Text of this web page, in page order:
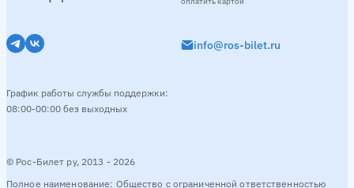
© Рос-Билет ру, 2013 - 2026
Полное наименование: Общество с ограниченной ответственностью
info@ros-bilet.ru
График работы службы поддержки:
08:00-00:00 без выходных